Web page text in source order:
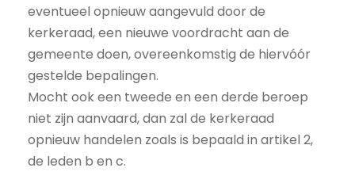
eventueel opnieuw aangevuld door de
kerkeraad, een nieuwe voordracht aan de
gemeente doen, overeenkomstig de hiervóór
gestelde bepalingen.
Mocht ook een tweede en een derde beroep
niet zijn aanvaard, dan zal de kerkeraad
opnieuw handelen zoals is bepaald in artikel 2,
de leden b en c.